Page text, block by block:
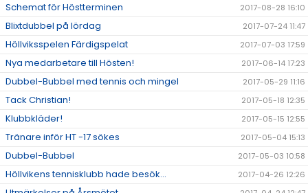
Schemat för Höstterminen 2017-08-28 16:10
Blixtdubbel på lördag 2017-07-24 11:47
Höllviksspelen Färdigspelat 2017-07-03 17:59
Nya medarbetare till Hösten! 2017-06-14 17:23
Dubbel-Bubbel med tennis och mingel 2017-05-29 11:16
Tack Christian! 2017-05-18 12:35
Klubbkläder! 2017-05-15 12:55
Tränare inför HT -17 sökes 2017-05-04 15:13
Dubbel-Bubbel 2017-05-03 10:58
Höllvikens tennisklubb hade besök... 2017-04-26 12:26